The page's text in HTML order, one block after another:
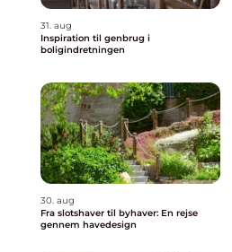
31. aug
Inspiration til genbrug i
boligindretningen
30. aug
Fra slotshaver til byhaver: En rejse
gennem havedesign